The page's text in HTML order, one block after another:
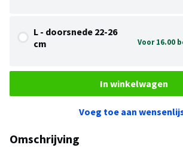
L - doorsnede 22-26
cm
Voor 16.00
In winkelwagen
Voeg toe aan
Omschrijving